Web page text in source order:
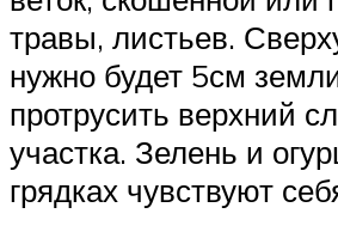
травы, листьев.
нужно будет 5см
протрусить верхний
участка. Зелень и
грядках чувствуют